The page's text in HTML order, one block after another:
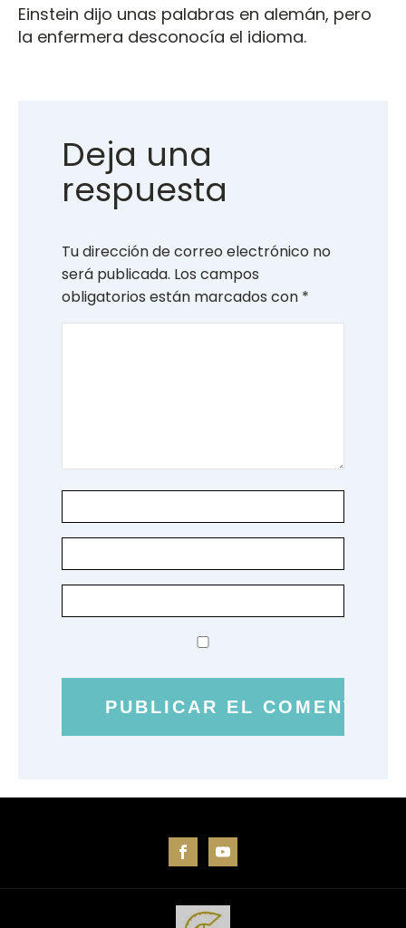
Einstein dijo unas palabras en alemán, pero
la enfermera desconocía el idioma.
Deja una
respuesta
Tu dirección de correo electrónico no
será publicada. Los campos
obligatorios están marcados con *